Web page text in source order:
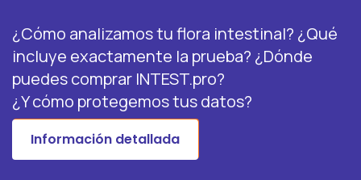
¿Cómo analizamos tu flora intestinal? ¿Qué
incluye exactamente la prueba? ¿Dónde
puedes comprar INTEST.pro?
¿Y cómo protegemos tus datos?
Información detallada